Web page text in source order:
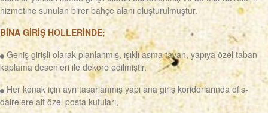
hizmetine sunulan birer bahçe alanı oluşturulmuştur.
BİNA GİRİŞ HOLLERİNDE;
Geniş girişli olarak planlanmış, ışıklı asma tavan, yapıya özel taban
kaplama desenleri ile dekore edilmiştir.
Her konak için ayrı tasarlanmış yapı ana giriş koridorlarında ofis-
dairelere ait özel posta kutuları,